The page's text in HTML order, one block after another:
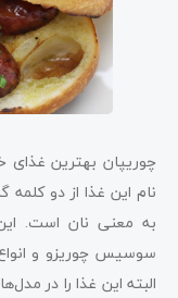
چوریپان بهترین غذای
نام این غذا از دو
به معنی نان است.
سوسیس چوریزو و
البته این غذا را در